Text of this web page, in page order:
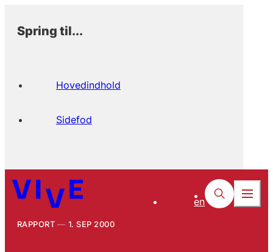
Spring til...
Hovedindhold
Sidefod
en
RAPPORT 1. SEP 2000